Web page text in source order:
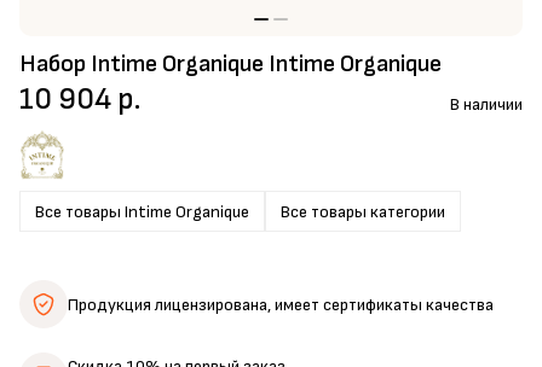
Набор Intime Organique Intime Organique
Все товары Intime Organique Все товары категории
10 904 р. В наличии
Продукция лицензирована,имеет сертификаты качества